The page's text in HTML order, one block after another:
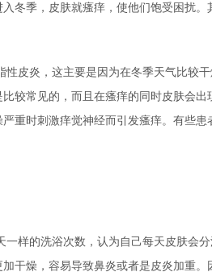
冬季，皮肤就瘙痒，使他们饱受困扰。
性皮炎，这主要是因为在冬季天气比较
较常见的，而且在瘙痒的同时皮肤会
重时刺激痒觉神经而引发瘙痒。有些
一样的洗浴次数，认为自己每天皮肤会
干燥，容易导致鼻炎或者是皮炎加重